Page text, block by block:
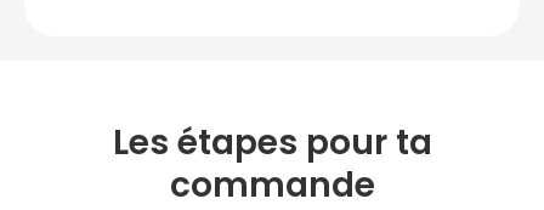
Les étapes pour ta
commande